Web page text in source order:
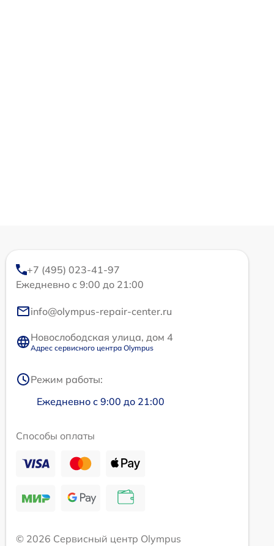
+7 (495) 023-41-97
Ежедневно с 9:00 до 21:00
info@olympus-repair-center.ru
Новослободская улица, дом 4
Адрес сервисного центра Olympus
Режим работы:
Ежедневно с 9:00 до 21:00
Способы оплаты
© 2026 Сервисный центр Olympus